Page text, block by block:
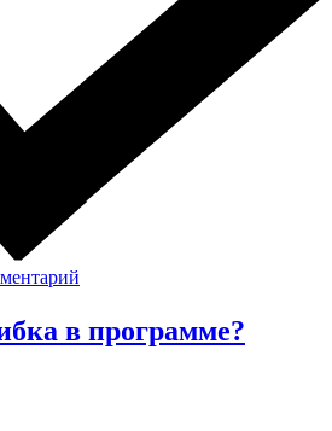
в программе?